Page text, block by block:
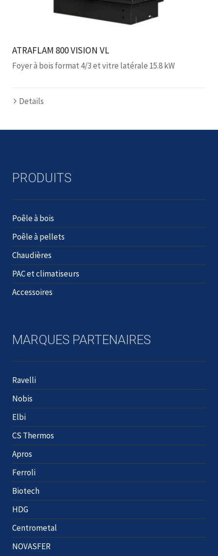
ATRAFLAM 800 VISION VL
Foyer à bois format 4/3 et vitre latérale 15.8 kW
Details
PRODUITS
Poêle à bois
Poêle à pellets
Chaudières
PAC et climatiseurs
Accessoires
MARQUES PARTENAIRES
Ravelli
Nobis
Elbi
CS Thermos
Apros
Ferroli
Biotech
HDG
Centrometal
NOVASFER